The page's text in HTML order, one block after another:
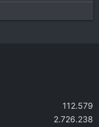
112.579
2.726.238